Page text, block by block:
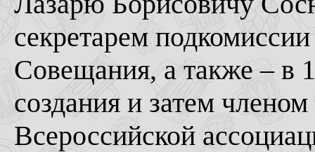
секретарем
Совещания, а также – в
создания и затем
Всероссийской